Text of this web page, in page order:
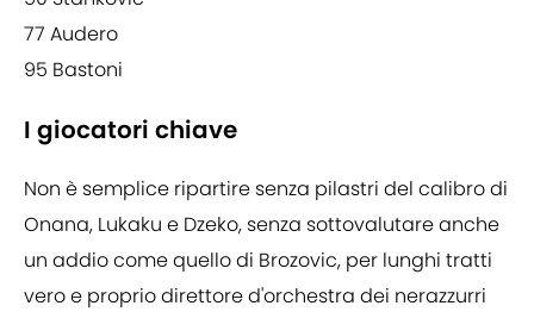
77 Audero
95 Bastoni
I giocatori chiave
Non è semplice ripartire senza pilastri del calibro di
Onana, Lukaku e Dzeko, senza sottovalutare anche
un addio come quello di Brozovic, per lunghi tratti
vero e proprio direttore d'orchestra dei nerazzurri